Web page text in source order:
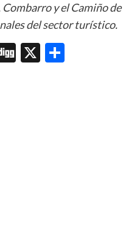
y el Camiño
del sector turístico.
Digg
X